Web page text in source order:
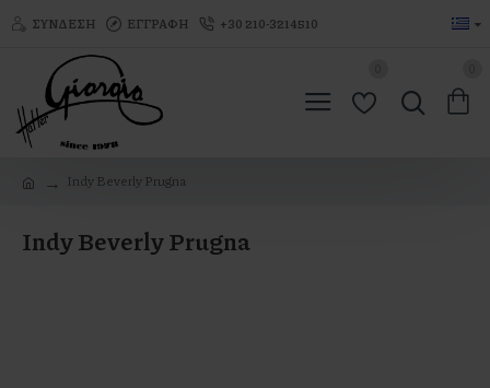
ΣΎΝΔΕΣΗ ΕΓΓΡΑΦΉ +30 210-3214510
Indy Beverly Prugna
Indy Beverly Prugna